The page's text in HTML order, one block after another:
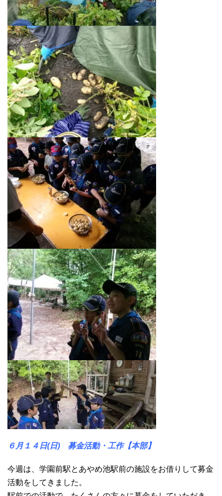
６月１４日(日) 募金活動・工作【本部】
今週は、学園前駅とあやめ池駅前の施設をお借りして募金
活動をしてきました。